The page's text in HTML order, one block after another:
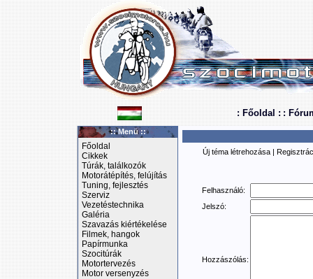
: Főoldal : :
:: Menü ::
Főoldal
Cikkek
Túrák, találkozók
Motorátépítés, felújítás
Tuning, fejlesztés
Szerviz
Vezetéstechnika
Galéria
Szavazás kiértékelése
Filmek, hangok
Papírmunka
Szocitúrák
Motortervezés
Motor versenyzés
Új téma létrehozása |
Felhasználó:
Jelszó:
Hozzászólás: